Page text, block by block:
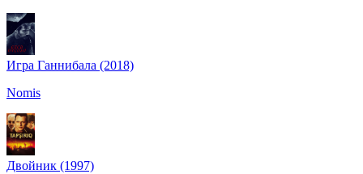
Игра Ганнибала (2018)
Nomis
Двойник (1997)